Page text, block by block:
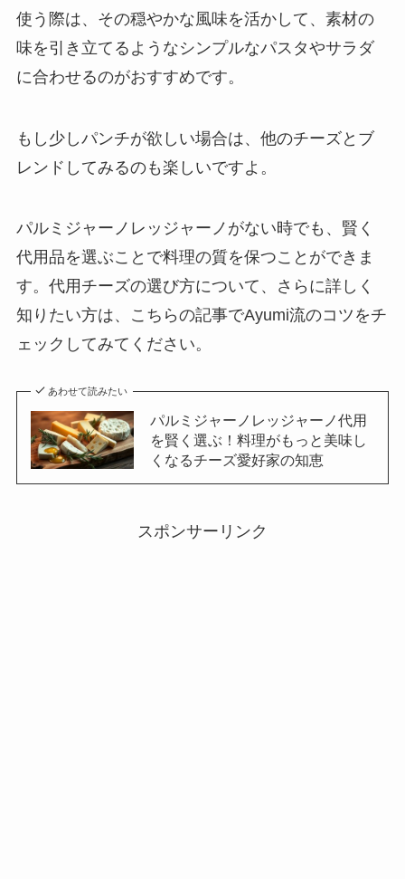
使う際は、その穏やかな風味を活かして、素材の
味を引き立てるようなシンプルなパスタやサラダ
に合わせるのがおすすめです。
もし少しパンチが欲しい場合は、他のチーズとブ
レンドしてみるのも楽しいですよ。
パルミジャーノレッジャーノがない時でも、賢く
代用品を選ぶことで料理の質を保つことができま
す。代用チーズの選び方について、さらに詳しく
知りたい方は、こちらの記事でAyumi流のコツをチ
ェックしてみてください。
あわせて読みたい
パルミジャーノレッジャーノ代用
を賢く選ぶ！料理がもっと美味し
くなるチーズ愛好家の知恵
スポンサーリンク